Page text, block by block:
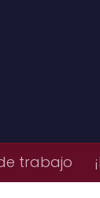
trabajo